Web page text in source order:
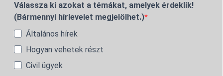
Válassza ki azokat a témákat, amelyek érdeklik!
(Bármennyi hírlevelet megjelölhet.)
Általános hírek
Hogyan vehetek részt
Civil ügyek